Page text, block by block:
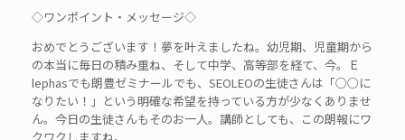
◇ワンポイント・メッセージ◇
おめでとうございます！夢を叶えましたね。幼児期、児童期から
の本当に毎日の積み重ね、そして中学、高等部を経て、今。Ｅ
lephasでも朗豊ゼミナールでも、SEOLEOの生徒さんは「○○に
なりたい！」という明確な希望を持っている方が少なくありませ
ん。今日の生徒さんもそのお一人。講師としても、この朗報にワ